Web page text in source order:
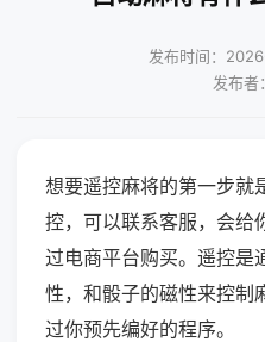
发布时间：
发布者
想要遥控麻将的第一步就
控，可以联系客服，会给
过电商平台购买。遥控是
性，和骰子的磁性来控制
过你预先编好的程序。